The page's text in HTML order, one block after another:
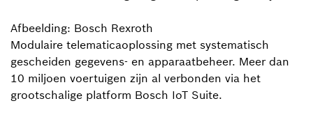
Afbeelding: Bosch Rexroth
Modulaire telematicaoplossing met systematisch
gescheiden gegevens- en apparaatbeheer. Meer dan
10 miljoen voertuigen zijn al verbonden via het
grootschalige platform Bosch IoT Suite.